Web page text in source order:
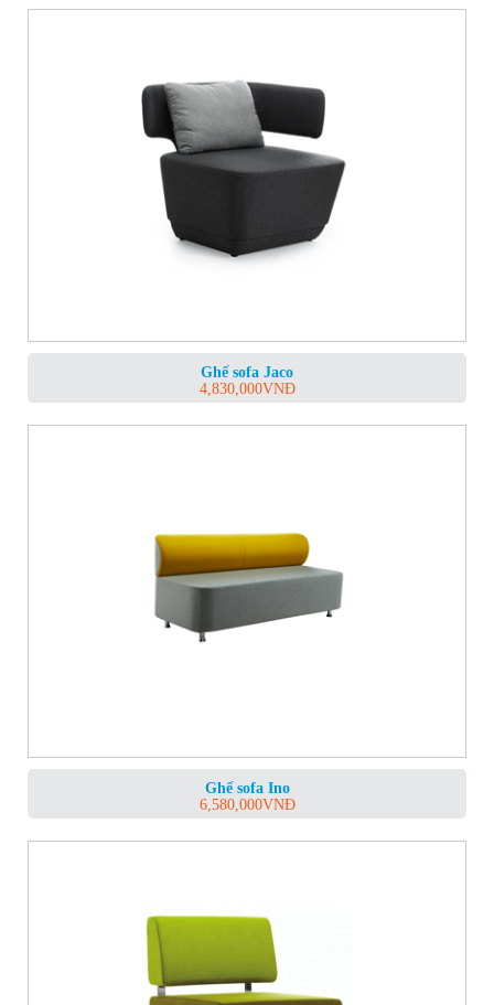
Ghế sofa Jaco
4,830,000VNĐ
Ghế sofa Ino
6,580,000VNĐ